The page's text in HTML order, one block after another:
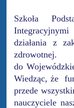
Szkoła
działania z
do
Wiedząc, że
przede
nauczyciele